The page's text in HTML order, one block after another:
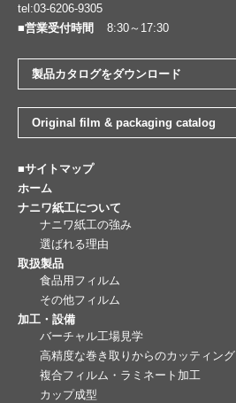
tel:03-6206-9305
■営業受付時間
8:30～17:30
製品カタログをダウンロード
Original film & packaging catalog
■サイトマップ
ホーム
ナニワ紙工について
ナニワ紙工の強み
選ばれる理由
取扱製品
食品用フィルム
その他フィルム
加工・設備
バーチャル工場見学
高精度な巻き取りからのカッティング
複合フィルム・ラミネート加工
カップ成型